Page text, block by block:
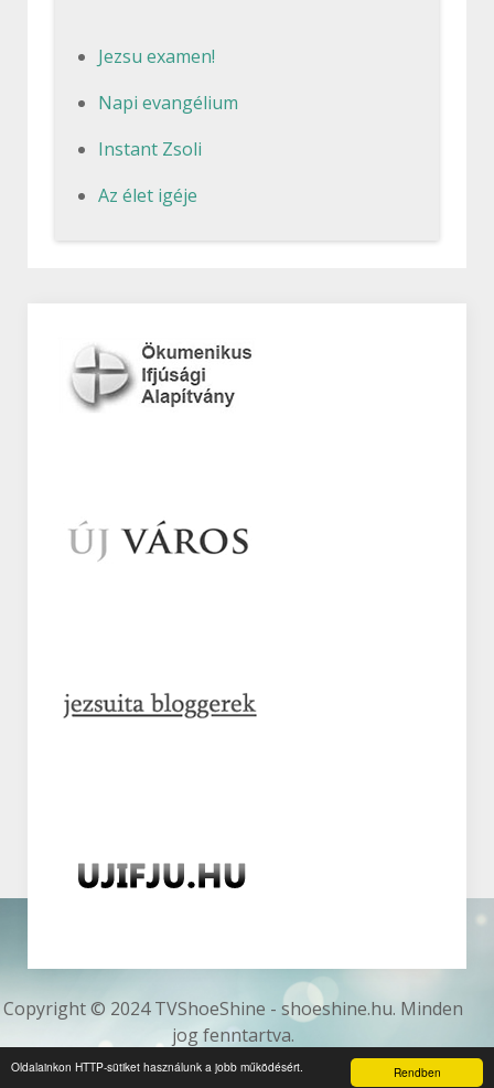
Rendben
Oldalainkon HTTP-sütiket használunk a jobb működésért.
Jezsu examen!
Napi evangélium
Instant Zsoli
Az élet igéje
Copyright © 2024 TVShoeShine - shoeshine.hu. Minden
jog fenntartva.
Az oldalt készítette:Webinformatics